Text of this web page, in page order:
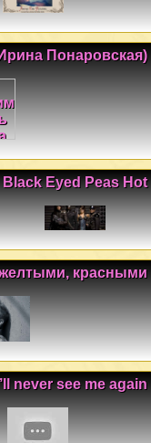
Понаровская)
Black Eyed Peas Hot
красными
never see me again